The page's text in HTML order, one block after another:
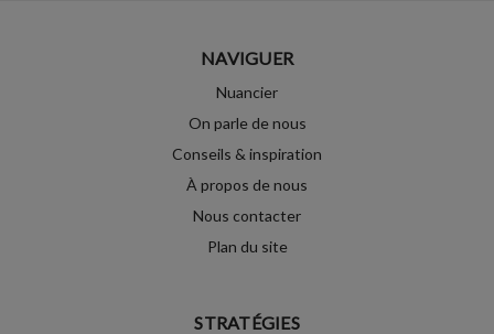
NAVIGUER
Nuancier
On parle de nous
Conseils & inspiration
À propos de nous
Nous contacter
Plan du site
STRATÉGIES